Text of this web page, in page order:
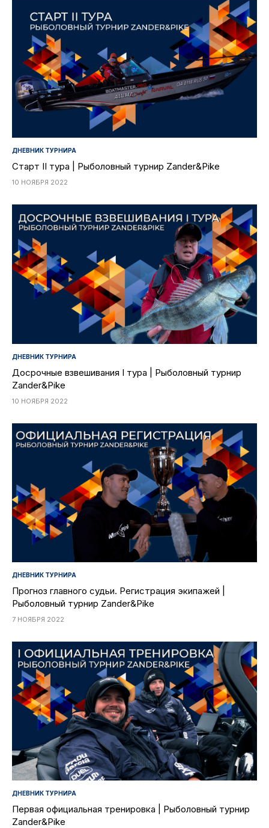
ДНЕВНИК ТУРНИРА
Старт II тура | Рыболовный турнир Zander&Pike
10 НОЯБРЯ 2022
ДНЕВНИК ТУРНИРА
Досрочные взвешивания I тура | Рыболовный турнир
Zander&Pike
10 НОЯБРЯ 2022
ДНЕВНИК ТУРНИРА
Прогноз главного судьи. Регистрация экипажей |
Рыболовный турнир Zander&Pike
7 НОЯБРЯ 2022
ДНЕВНИК ТУРНИРА
Первая официальная тренировка | Рыболовный турнир
Zander&Pike